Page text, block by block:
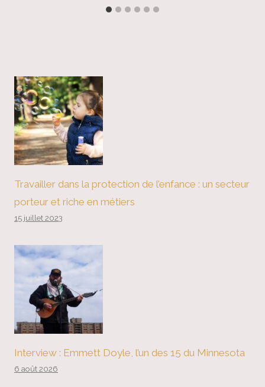
Travailler dans la protection de l’enfance : un secteur
porteur et riche en métiers
15 juillet 2023
Interview : Emmett Doyle, l’un des 15 du Minnesota
6 août 2026